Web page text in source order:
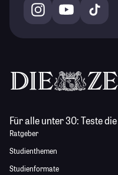
Für alle unter 30:Teste die
Ratgeber
Studienthemen
Studienformate